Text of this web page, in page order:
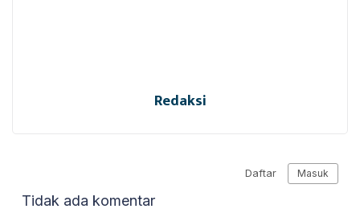
Redaksi